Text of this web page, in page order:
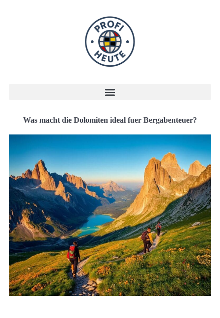
Was macht die Dolomiten ideal fuer Bergabenteuer?